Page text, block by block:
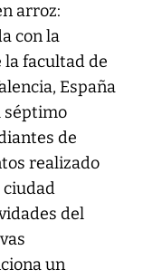
arroz:
con la
la facultad de
España
séptimo
de
realizado
del
un